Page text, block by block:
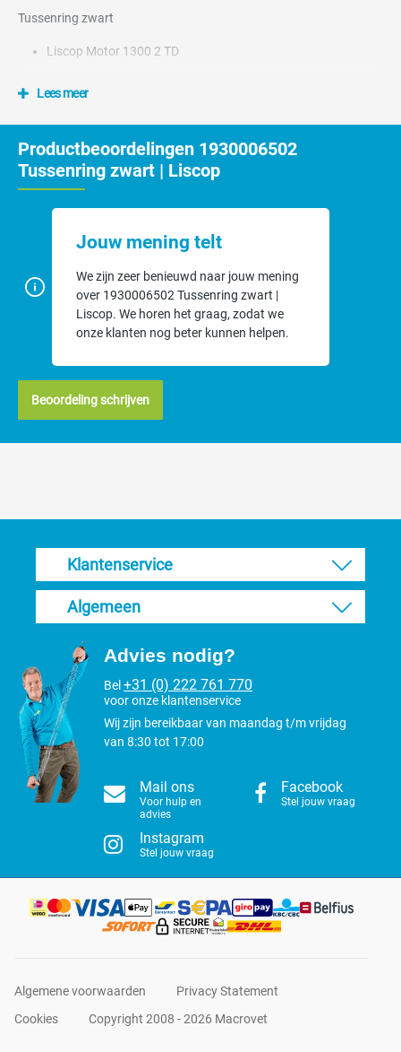
Tussenring zwart
Liscop Motor 1300 2 TD
Lees meer
Productbeoordelingen 1930006502
Tussenring zwart | Liscop
Jouw mening telt
We zijn zeer benieuwd naar jouw mening
over 1930006502 Tussenring zwart |
Liscop. We horen het graag, zodat we
onze klanten nog beter kunnen helpen.
Beoordeling schrijven
Klantenservice
Algemeen
Advies nodig?
Bel +31 (0) 222 761 770
voor onze klantenservice
Wij zijn bereikbaar van maandag t/m vrijdag
van 8:30 tot 17:00
Mail ons
Voor hulp en
advies
Facebook
Stel jouw vraag
Instagram
Stel jouw vraag
Algemene voorwaarden
Privacy Statement
Cookies
Copyright 2008 - 2026 Macrovet